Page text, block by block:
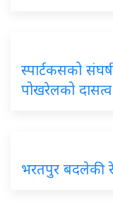
स्पार्टकसको
पोखरेलको
भरतपुर बदलेकी